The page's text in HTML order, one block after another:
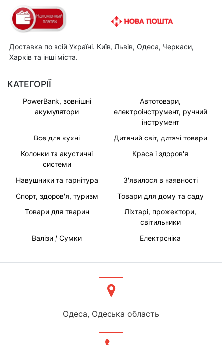
Доставка по всій Україні. Київ, Львів, Одеса, Черкаси,
Харків та інші міста.
КАТЕГОРІЇ
PowerBank, зовнішні
акумулятори
Автотовари,
електроінструмент, ручний
інструмент
Все для кухні
Дитячий світ, дитячі товари
Колонки та акустичні
системи
Краса і здоров'я
Навушники та гарнітура
З'явилося в наявності
Спорт, здоров'я, туризм
Товари для дому та саду
Товари для тварин
Ліхтарі, прожектори,
світильники
Валізи / Сумки
Електроніка
Одеса, Одеська область